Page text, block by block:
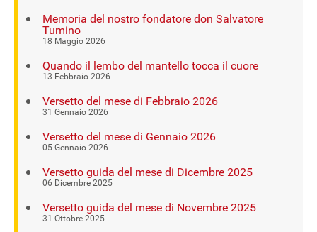
Memoria del nostro fondatore don Salvatore
Tumino
18 Maggio 2026
Quando il lembo del mantello tocca il cuore
13 Febbraio 2026
Versetto del mese di Febbraio 2026
31 Gennaio 2026
Versetto del mese di Gennaio 2026
05 Gennaio 2026
Versetto guida del mese di Dicembre 2025
06 Dicembre 2025
Versetto guida del mese di Novembre 2025
31 Ottobre 2025